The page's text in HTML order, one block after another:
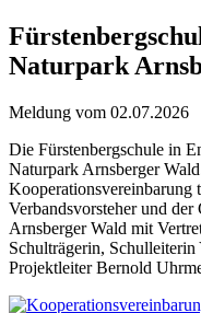
Naturpark
Meldung vom 02.07.2026
Die Fürstenbergschule in
Naturpark Arnsberger
Kooperationsvereinbarung
Verbandsvorsteher und
Arnsberger Wald mit
Schulträgerin,
Projektleiter Bernold